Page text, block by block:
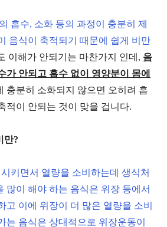
흡수, 소화 등의 과정이 충분히 제
음식이 축적되기 때문에 쉽게 비만
이해가 안되기는 마찬가지 인데, 음
가 안되고 흡수 없이 영양분이 몸에
충분히 소화되지 않으면 오히려 흡
적이 안되는 것이 맞을 겁니다.
만?
키면서 열량을 소비하는데 생식처
많이 해야 하는 음식은 위장 등에서
고 이에 위장이 더 많은 열량을 소비
는 음식은 상대적으로 위장운동이